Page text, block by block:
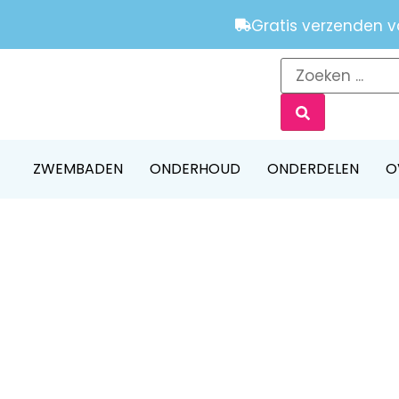
Gratis verzenden
ZWEMBADEN ONDERHOUD ONDERDELEN